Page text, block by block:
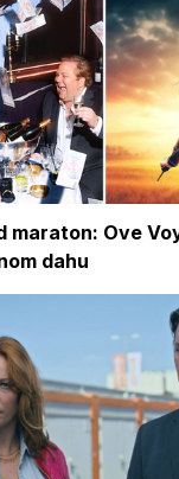
maraton: Ove
dahu